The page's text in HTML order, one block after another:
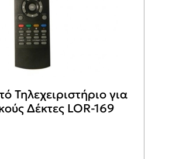
Τηλεχειριστήριο για
Δέκτες LOR-169